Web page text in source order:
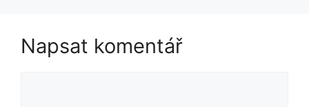
Napsat komentář